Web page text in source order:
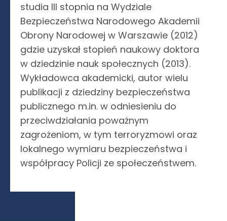
studia III stopnia na Wydziale
Bezpieczeństwa Narodowego Akademii
Obrony Narodowej w Warszawie (2012)
gdzie uzyskał stopień naukowy doktora
w dziedzinie nauk społecznych (2013).
Wykładowca akademicki, autor wielu
publikacji z dziedziny bezpieczeństwa
publicznego m.in. w odniesieniu do
przeciwdziałania poważnym
zagrożeniom, w tym terroryzmowi oraz
lokalnego wymiaru bezpieczeństwa i
współpracy Policji ze społeczeństwem.